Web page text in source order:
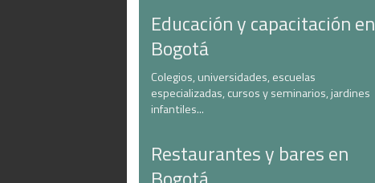
Educación y capacitación en
Bogotá
Colegios, universidades, escuelas
especializadas, cursos y seminarios, jardines
infantiles...
Restaurantes y bares en